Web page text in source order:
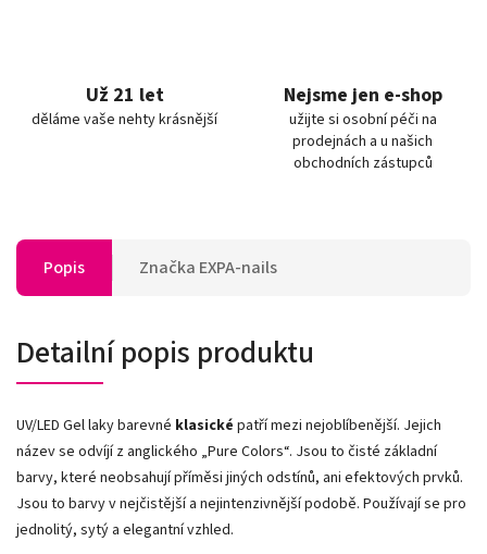
Už 21 let
děláme vaše nehty krásnější
Nejsme jen e-shop
užijte si osobní péči na
prodejnách a u našich
obchodních zástupců
Popis Značka EXPA-nails
Detailní popis produktu
UV/LED Gel laky barevné klasické patří mezi nejoblíbenější. Jejich
název se odvíjí z anglického „Pure Colors“. Jsou to čisté základní
barvy, které neobsahují příměsi jiných odstínů, ani efektových prvků.
Jsou to barvy v nejčistější a nejintenzivnější podobě. Používají se pro
jednolitý, sytý a elegantní vzhled.